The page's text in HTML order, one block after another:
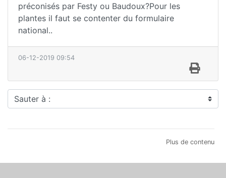
préconisés par Festy ou Baudoux?Pour les
plantes il faut se contenter du formulaire
national..
06-12-2019 09:54
Sauter à :
Plus de contenu